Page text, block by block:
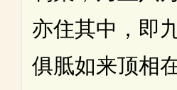
亦住其中，即
俱胝如来顶相